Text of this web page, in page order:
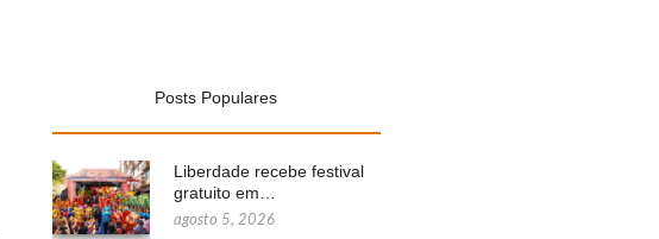
Posts Populares
Liberdade recebe festival
gratuito em…
agosto 5, 2026